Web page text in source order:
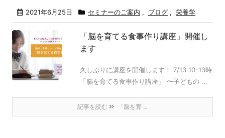
2021年6月25日 セミナーのご案内 , ブログ , 栄養学
「脳を育てる食事作り講座」開催し
ます
久しぶりに講座を開催します！ 7/13 10-13時
「脳を育てる食事作り講座」 〜子どもの ...
記事を読む 「脳を育 ...